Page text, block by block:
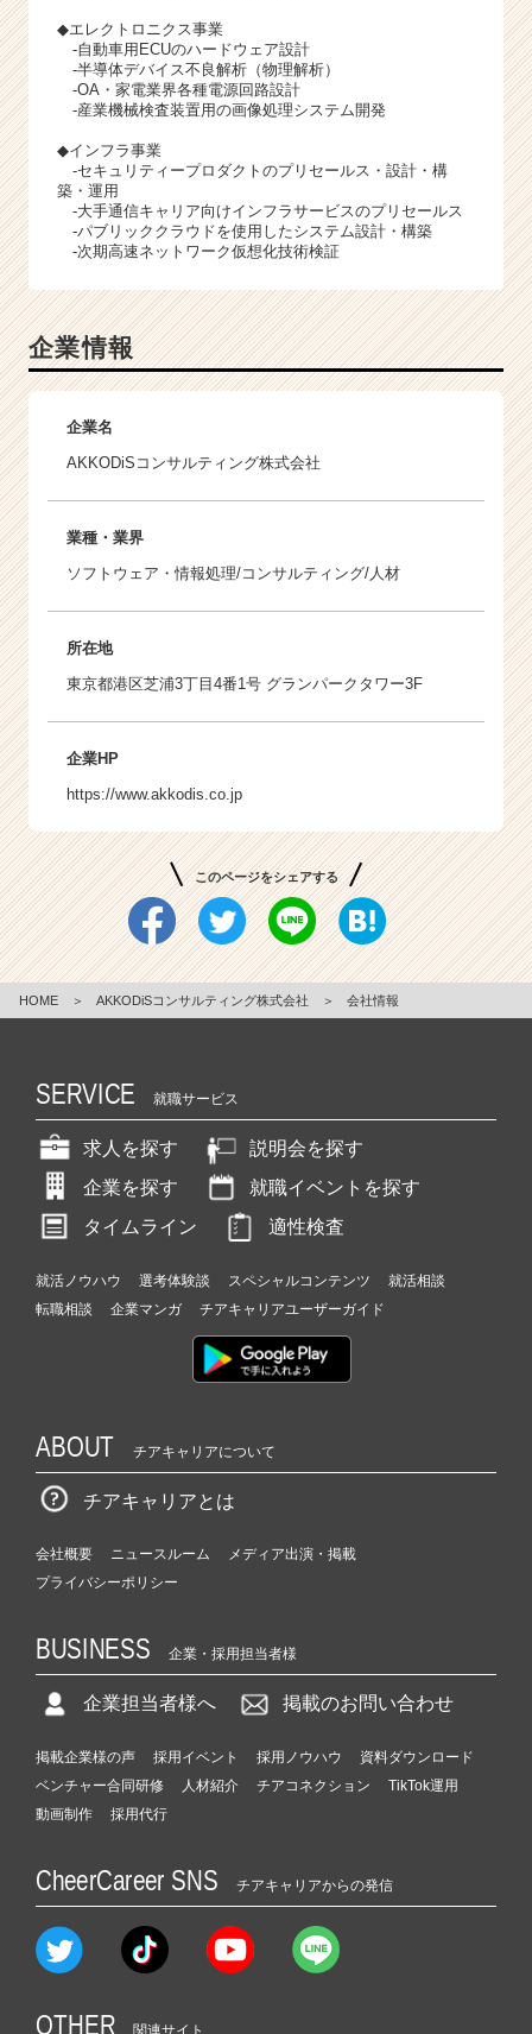
◆エレクトロニクス事業
-自動車用ECUのハードウェア設計
-半導体デバイス不良解析（物理解析）
-OA・家電業界各種電源回路設計
-産業機械検査装置用の画像処理システム開発
◆インフラ事業
-セキュリティープロダクトのプリセールス・設計・構
築・運⽤
-⼤⼿通信キャリア向けインフラサービスのプリセールス
-パブリッククラウドを使⽤したシステム設計・構築
-次期⾼速ネットワーク仮想化技術検証
企業情報
企業名
AKKODiSコンサルティング株式会社
業種・業界
ソフトウェア・情報処理/コンサルティング/人材
所在地
東京都港区芝浦3丁目4番1号 グランパークタワー3F
企業HP
https://www.akkodis.co.jp
このページをシェアする
HOME ＞ AKKODiSコンサルティング株式会社 ＞ 会社情報
SERVICE 就職サービス
求人を探す
説明会を探す
企業を探す
就職イベントを探す
タイムライン
適性検査
就活ノウハウ 選考体験談 スペシャルコンテンツ
就活相談
転職相談
企業マンガ チアキャリアユーザーガイド
ABOUT チアキャリアについて
チアキャリアとは
会社概要 ニュースルーム
メディア出演・掲載
プライバシーポリシー
BUSINESS 企業・採用担当者様
企業担当者様へ 掲載のお問い合わせ
掲載企業様の声 採用イベント 採用ノウハウ
資料ダウンロード
ベンチャー合同研修
人材紹介 チアコネクション
TikTok運用
動画制作
採用代行
CheerCareer SNS チアキャリアからの発信
OTHER 関連サイト